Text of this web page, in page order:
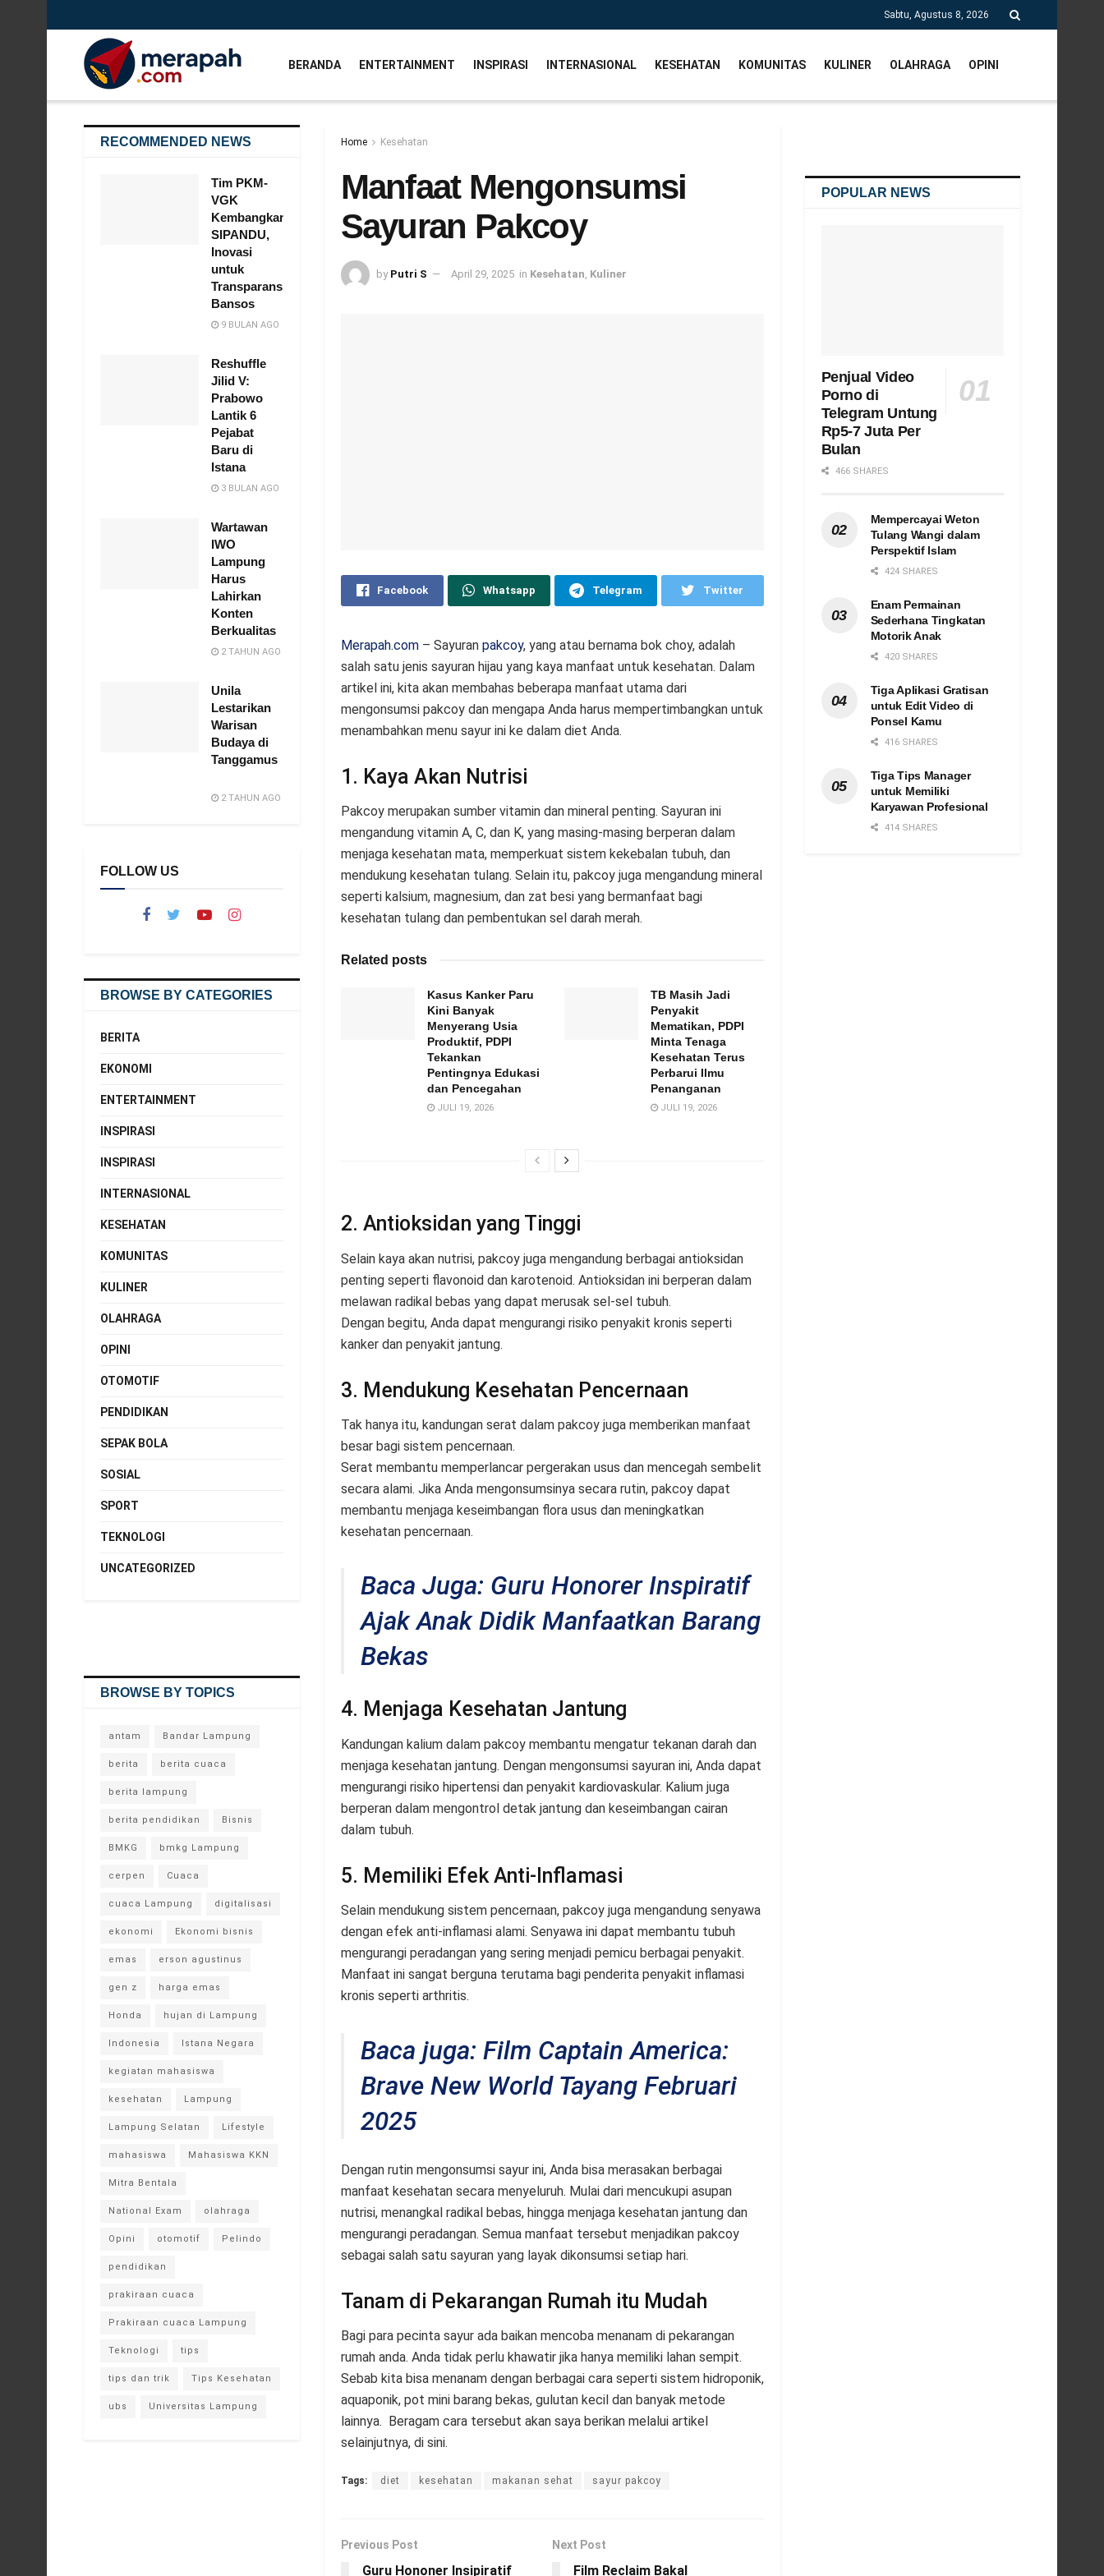
Sabtu, Agustus 8, 2026
BERANDA ENTERTAINMENT INSPIRASI INTERNASIONAL KESEHATAN KOMUNITAS KULINER OLAHRAGA OPINI
Home Kesehatan
Manfaat Mengonsumsi
Sayuran Pakcoy
by Putri S April 29, 2025 in Kesehatan Kuliner
Facebook Whatsapp Telegram Twitter
Merapah.com– Sayuran pakcoy, yang atau bernama bok choy, adalah
salah satu jenis sayuran hijau yang kaya manfaat untuk kesehatan. Dalam
artikel ini, kita akan membahas beberapa manfaat utama dari
mengonsumsi pakcoy dan mengapa Anda harus mempertimbangkan untuk
menambahkan menu sayur ini ke dalam diet Anda.
1. Kaya Akan Nutrisi
Pakcoy merupakan sumber vitamin dan mineral penting. Sayuran ini
mengandung vitamin A, C, dan K, yang masing-masing berperan dalam
menjaga kesehatan mata, memperkuat sistem kekebalan tubuh, dan
mendukung kesehatan tulang. Selain itu, pakcoy juga mengandung mineral
seperti kalsium, magnesium, dan zat besi yang bermanfaat bagi
kesehatan tulang dan pembentukan sel darah merah.
Related posts
Kasus Kanker Paru
Kini Banyak
Menyerang Usia
Produktif, PDPI
Tekankan
Pentingnya Edukasi
dan Pencegahan
JULI 19, 2026
TB Masih Jadi
Penyakit
Mematikan, PDPI
Minta Tenaga
Kesehatan Terus
Perbarui Ilmu
Penanganan
JULI 19, 2026
2. Antioksidan yang Tinggi
Selain kaya akan nutrisi, pakcoy juga mengandung berbagai antioksidan
penting seperti flavonoid dan karotenoid. Antioksidan ini berperan dalam
melawan radikal bebas yang dapat merusak sel-sel tubuh.
Dengan begitu, Anda dapat mengurangi risiko penyakit kronis seperti
kanker dan penyakit jantung.
3. Mendukung Kesehatan Pencernaan
Tak hanya itu, kandungan serat dalam pakcoy juga memberikan manfaat
besar bagi sistem pencernaan.
Serat membantu memperlancar pergerakan usus dan mencegah sembelit
secara alami. Jika Anda mengonsumsinya secara rutin, pakcoy dapat
membantu menjaga keseimbangan flora usus dan meningkatkan
kesehatan pencernaan.
Baca Juga: Guru Honorer Inspiratif
Ajak Anak Didik Manfaatkan Barang
Bekas
4. Menjaga Kesehatan Jantung
Kandungan kalium dalam pakcoy membantu mengatur tekanan darah dan
menjaga kesehatan jantung. Dengan mengonsumsi sayuran ini, Anda dapat
mengurangi risiko hipertensi dan penyakit kardiovaskular. Kalium juga
berperan dalam mengontrol detak jantung dan keseimbangan cairan
dalam tubuh.
5. Memiliki Efek Anti-Inflamasi
Selain mendukung sistem pencernaan, pakcoy juga mengandung senyawa
dengan efek anti-inflamasi alami. Senyawa ini dapat membantu tubuh
mengurangi peradangan yang sering menjadi pemicu berbagai penyakit.
Manfaat ini sangat berguna terutama bagi penderita penyakit inflamasi
kronis seperti arthritis.
Baca juga: Film Captain America:
Brave New World Tayang Februari
2025
Dengan rutin mengonsumsi sayur ini, Anda bisa merasakan berbagai
manfaat kesehatan secara menyeluruh. Mulai dari mencukupi asupan
nutrisi, menangkal radikal bebas, hingga menjaga kesehatan jantung dan
mengurangi peradangan. Semua manfaat tersebut menjadikan pakcoy
sebagai salah satu sayuran yang layak dikonsumsi setiap hari.
Tanam di Pekarangan Rumah itu Mudah
Bagi para pecinta sayur ada baikan mencoba menanam di pekarangan
rumah anda. Anda tidak perlu khawatir jika hanya memiliki lahan sempit.
Sebab kita bisa menanam dengan berbagai cara seperti sistem hidroponik,
aquaponik, pot mini barang bekas, gulutan kecil dan banyak metode
lainnya. Beragam cara tersebut akan saya berikan melalui artikel
selainjutnya, di sini.
Tags: diet kesehatan makanan sehat sayur pakcoy
Previous Post
Guru Hononer Insipiratif
Next Post
Film Reclaim Bakal
RECOMMENDED NEWS
Tim PKM-
VGK
Kembangkan
SIPANDU,
Inovasi
untuk
Transparansi
Bansos
9 BULAN AGO
Reshuffle
Jilid V:
Prabowo
Lantik 6
Pejabat
Baru di
Istana
3 BULAN AGO
Wartawan
IWO
Lampung
Harus
Lahirkan
Konten
Berkualitas
2 TAHUN AGO
Unila
Lestarikan
Warisan
Budaya di
Tanggamus
2 TAHUN AGO
FOLLOW US
BROWSE BY CATEGORIES
BERITA
EKONOMI
ENTERTAINMENT
INSPIRASI
INSPIRASI
INTERNASIONAL
KESEHATAN
KOMUNITAS
KULINER
OLAHRAGA
OPINI
OTOMOTIF
PENDIDIKAN
SEPAK BOLA
SOSIAL
SPORT
TEKNOLOGI
UNCATEGORIZED
BROWSE BY TOPICS
antam Bandar Lampung
berita berita cuaca
berita lampung
berita pendidikan Bisnis
BMKG bmkg Lampung
cerpen Cuaca
cuaca Lampung digitalisasi
ekonomi Ekonomi bisnis
emas erson agustinus
gen z harga emas
Honda hujan di Lampung
Indonesia Istana Negara
kegiatan mahasiswa
kesehatan Lampung
Lampung Selatan Lifestyle
mahasiswa Mahasiswa KKN
Mitra Bentala
National Exam olahraga
Opini otomotif Pelindo
pendidikan
prakiraan cuaca
Prakiraan cuaca Lampung
Teknologi tips
tips dan trik Tips Kesehatan
ubs Universitas Lampung
POPULAR NEWS
Penjual Video
Porno di
Telegram Untung
Rp5-7 Juta Per
Bulan
466 SHARES
Mempercayai Weton
Tulang Wangi dalam
Perspektif Islam
424 SHARES
Enam Permainan
Sederhana Tingkatan
Motorik Anak
420 SHARES
Tiga Aplikasi Gratisan
untuk Edit Video di
Ponsel Kamu
416 SHARES
Tiga Tips Manager
untuk Memiliki
Karyawan Profesional
414 SHARES